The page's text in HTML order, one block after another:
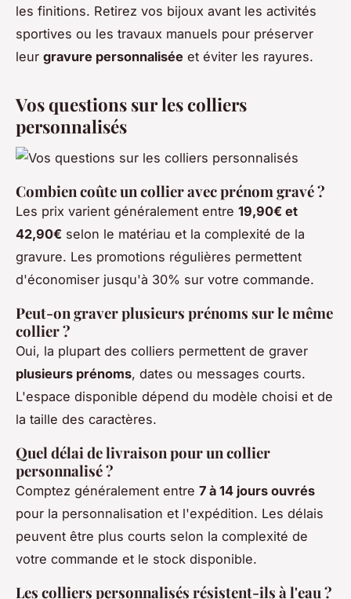
les finitions. Retirez vos bijoux avant les activités
sportives ou les travaux manuels pour préserver
leur gravure personnalisée et éviter les rayures.
Vos questions sur les colliers
personnalisés
Combien coûte un collier avec prénom gravé ?
Les prix varient généralement entre 19,90€ et
42,90€ selon le matériau et la complexité de la
gravure. Les promotions régulières permettent
d'économiser jusqu'à 30% sur votre commande.
Peut-on graver plusieurs prénoms sur le même
collier ?
Oui, la plupart des colliers permettent de graver
plusieurs prénoms, dates ou messages courts.
L'espace disponible dépend du modèle choisi et de
la taille des caractères.
Quel délai de livraison pour un collier
personnalisé ?
Comptez généralement entre 7 à 14 jours ouvrés
pour la personnalisation et l'expédition. Les délais
peuvent être plus courts selon la complexité de
votre commande et le stock disponible.
Les colliers personnalisés résistent-ils à l'eau ?